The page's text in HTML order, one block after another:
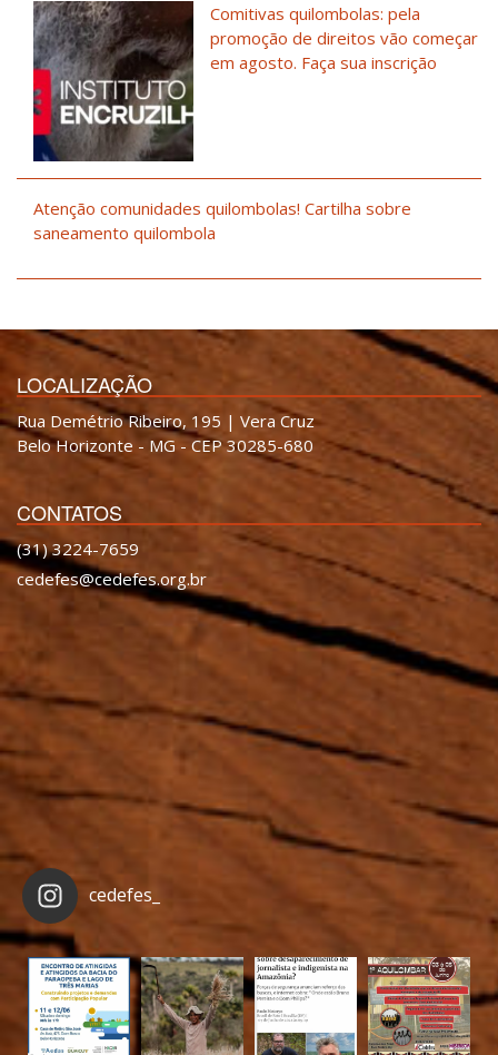
Comitivas quilombolas: pela
promoção de direitos vão começar
em agosto. Faça sua inscrição
Atenção comunidades quilombolas! Cartilha sobre
saneamento quilombola
LOCALIZAÇÃO
Rua Demétrio Ribeiro, 195 | Vera Cruz
Belo Horizonte - MG - CEP 30285-680
CONTATOS
(31) 3224-7659
cedefes@cedefes.org.br
cedefes_